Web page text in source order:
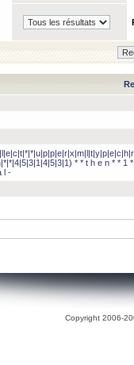
* * t h e n * * 1
l -
Copyright 2006-